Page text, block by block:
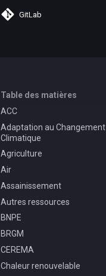
GitLab
Table des matières
ACC
Adaptation au Changement
Climatique
Agriculture
Air
Assainissement
Autres ressources
BNPE
BRGM
CEREMA
Chaleur renouvelable